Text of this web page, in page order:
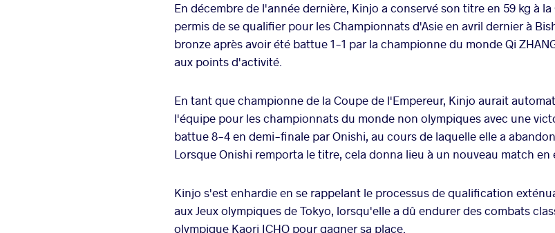
En décembre de l'année dernière, Kinjo a conservé son titre en 59 kg à
permis de se qualifier pour les Championnats d'Asie en avril dernier à
bronze après avoir été battue 1-1 par la championne du monde Qi
aux points d'activité.
En tant que championne de la Coupe de l'Empereur, Kinjo aurait
l'équipe pour les championnats du monde non olympiques avec une
battue 8-4 en demi-finale par Onishi, au cours de laquelle elle a
Lorsque Onishi remporta le titre, cela donna lieu à un nouveau match en
Kinjo s'est enhardie en se rappelant le processus de qualification
aux Jeux olympiques de Tokyo, lorsqu'elle a dû endurer des combats
olympique Kaori ICHO pour gagner sa place.